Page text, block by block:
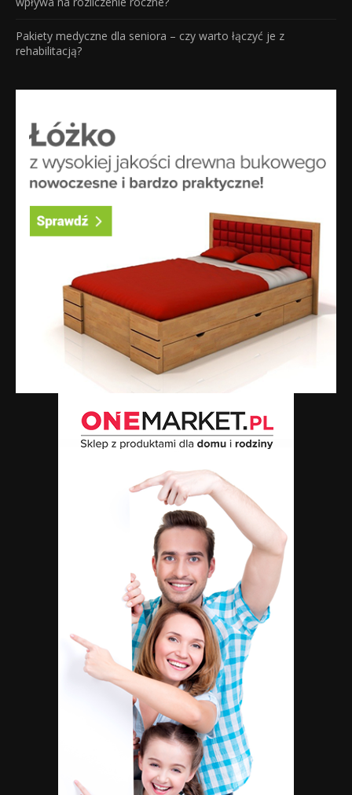
Pakiety medyczne dla seniora – czy warto łączyć je z
rehabilitacją?